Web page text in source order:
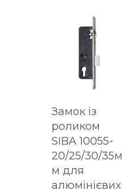
Замок із
роликом
SIBA 10055-
20/25/30/35м
м для
алюмінієвих